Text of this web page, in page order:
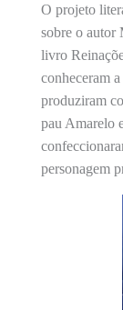
O projeto
sobre o autor
livro
conheceram
produziram
pau Amarelo
personagem